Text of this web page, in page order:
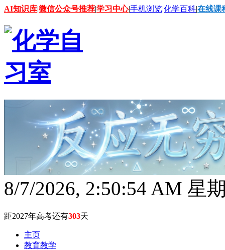
AI知识库|微信公众号推荐|学习中心|手机浏览|化学百科|在线课
8/7/2026, 2:50:55 AM 星
距2027年高考还有303天
主页
教育教学